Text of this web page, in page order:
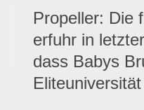
Propeller: Die
erfuhr in
dass Babys